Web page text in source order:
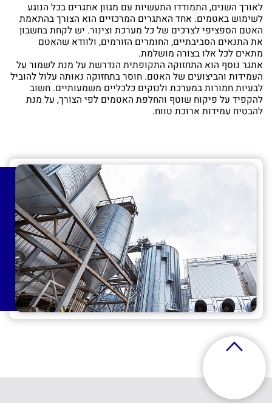
לאורך השנים, התמודדו התעשיות עם מגוון אתגרים בכל הנוגע
לשימוש באטמים. אחד האתגרים המרכזיים הוא הצורך בהתאמת
האטם הספציפי לצרכים של כל מערכת וצינור. יש לקחת בחשבון
את התנאים הסביבתיים, החומרים הזורמים, ולוודא שהאטם
מתאים לכל אלו בצורה מושלמת.
אתגר נוסף הוא התחזוקה התקופתית הנדרשת על מנת לשמור על
העמידות והביצועים של האטם. חוסר בתחזוקה נאותה עלול להוביל
לבעיות חמורות במערכת ולנזקים כלכליים משמעותיים. חשוב
להקפיד על פיקוח שוטף והחלפת האטמים לפי הצורך, על מנת
להבטיח עמידות ארוכת טווח.